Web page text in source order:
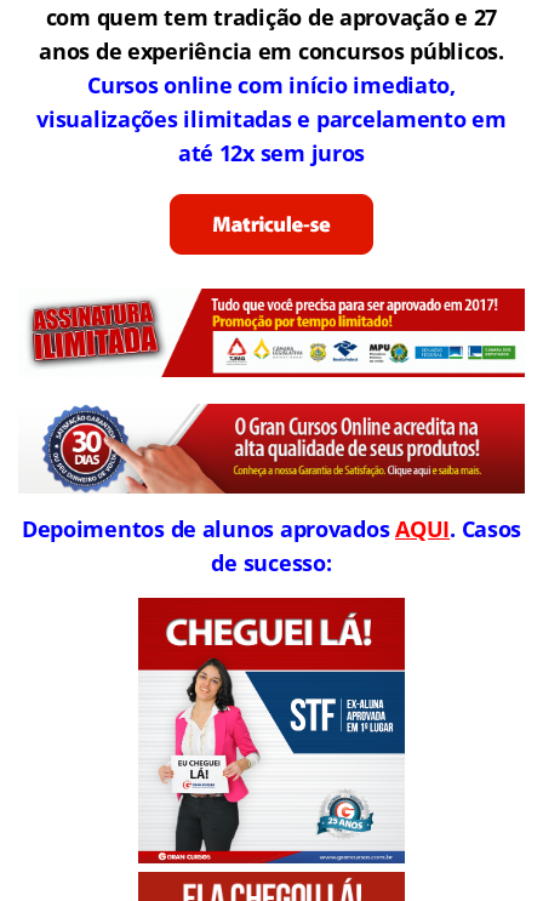
com quem tem tradição de aprovação e 27
anos de experiência em concursos públicos.
Cursos online com início imediato,
visualizações ilimitadas e parcelamento em
até 12x sem juros
Depoimentos de alunos aprovadosAQUI. Casos
de sucesso: